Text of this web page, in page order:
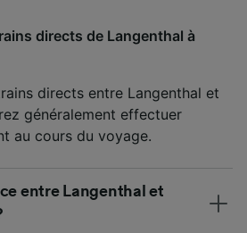
directs de Langenthal à
directs entre Langenthal et
généralement effectuer
au cours du voyage.
entre Langenthal et